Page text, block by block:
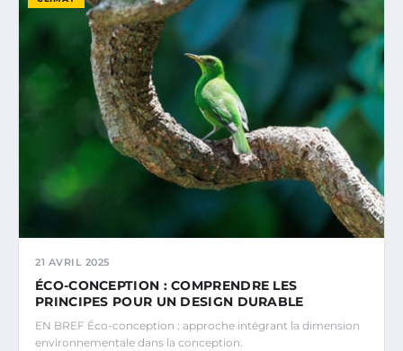
21 AVRIL 2025
ÉCO-CONCEPTION : COMPRENDRE LES
PRINCIPES POUR UN DESIGN DURABLE
EN BREF Éco-conception : approche intégrant la dimension
environnementale dans la conception.